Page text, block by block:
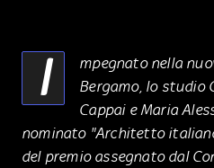
I
mpegnato nella
Bergamo, lo studio
Cappai e Maria
nominato "Architetto
del premio assegnato dal